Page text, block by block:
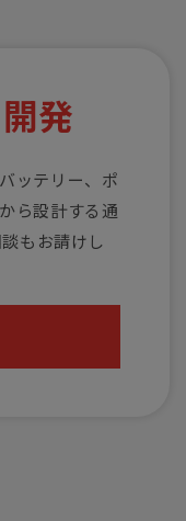
発
ッテリー、ポ
ら設計する通
もお請けし